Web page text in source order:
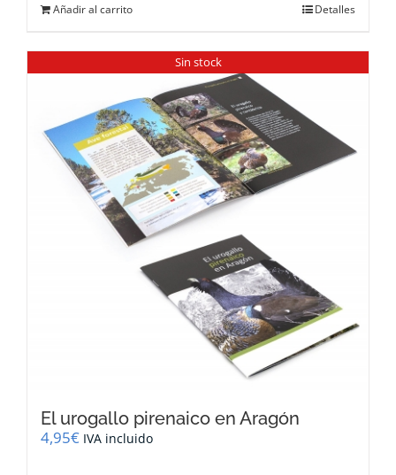
Añadir al carrito Detalles
Sin stock
El urogallo pirenaico en Aragón
4,95€ IVA incluido